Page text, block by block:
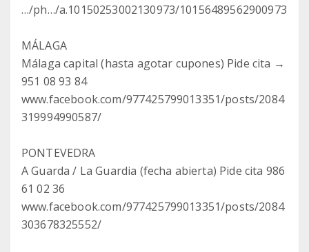
…/ph…/a.10150253002130973/10156489562900973
MÁLAGA
Málaga capital (hasta agotar cupones) Pide cita →
951 08 93 84
www.facebook.com/977425799013351/posts/2084
319994990587/
PONTEVEDRA
A Guarda / La Guardia (fecha abierta) Pide cita 986
61 02 36
www.facebook.com/977425799013351/posts/2084
303678325552/